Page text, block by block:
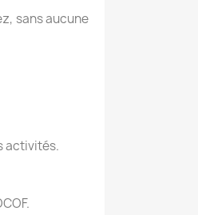
sans aucune
activités.